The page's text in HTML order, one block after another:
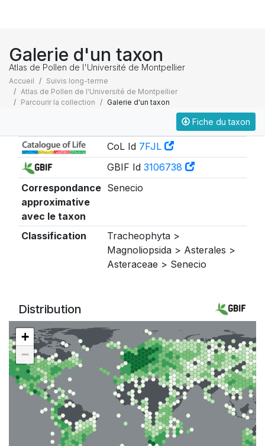
Galerie d'un taxon
Atlas de Pollen de l'Université de Montpellier
Accueil
Suivis long-terme
Atlas de Pollen de l'Université de Montpellier
Parcourir la collection
Galerie d'un taxon
Fiche du taxon
CoL Id 7FJL
GBIF Id 3106738
Correspondance
approximative
avec le taxon
Senecio
Classification
Tracheophyta >
Magnoliopsida > Asterales >
Asteraceae > Senecio
Distribution
+
−